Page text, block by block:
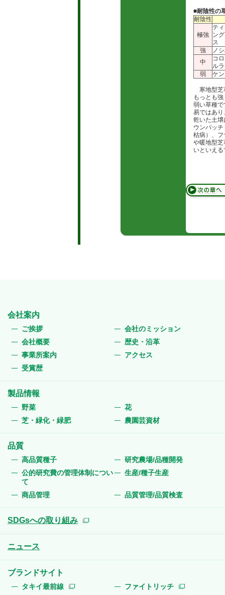
■耐陰性の
耐陰性
極強
テ
ン
ス
強
ノ
中
コ
ル
弱
ケ
寒地型芝
もっとも
弱い草種
易ではあ
乾いた土
ウンパッ
枯病）、
や暖地型
いといえ
会社案内
ご挨拶
会社のミッション
会社概要
歴史・沿革
事業所案内
アクセス
受賞歴
製品情報
野菜
花
芝・緑化・緑肥
農園芸資材
品質
高品質種子
研究農場/品種開発
公的研究費の管理体制につい
て
生産/種子生産
商品管理 品質管理/品質検査
SDGsへの取り組み
ニュース
ブランドサイト
タキイ最前線
ファイトリッチ